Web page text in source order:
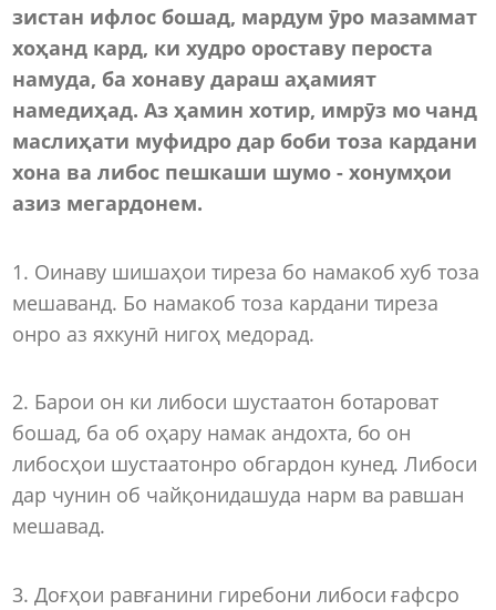
зистан ифлос бошад, мардум ӯро мазаммат
хоҳанд кард, ки худро ороставу пероста
намуда, ба хонаву дараш аҳамият
намедиҳад. Аз ҳамин хотир, имрӯз мо чанд
маслиҳати муфидро дар боби тоза кардани
хона ва либос пешкаши шумо - хонумҳои
азиз мегардонем.
1. Оинаву шишаҳои тиреза бо намакоб хуб тоза
мешаванд. Бо намакоб тоза кардани тиреза
онро аз яхкунӣ нигоҳ медорад.
2. Барои он ки либоси шустаатон ботароват
бошад, ба об оҳару намак андохта, бо он
либосҳои шустаатонро обгардон кунед. Либоси
дар чунин об чайқонидашуда нарм ва равшан
мешавад.
3. Доғҳои равғанини гиребони либоси ғафсро